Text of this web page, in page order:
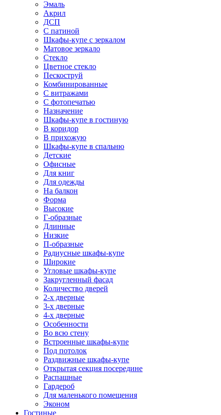
Эмаль
Акрил
ДСП
С патиной
Шкафы-купе с зеркалом
Матовое зеркало
Стекло
Цветное стекло
Пескоструй
Комбинированные
С витражами
С фотопечатью
Назначение
Шкафы-купе в гостиную
В коридор
В прихожую
Шкафы-купе в спальню
Детские
Офисные
Для книг
Для одежды
На балкон
Форма
Высокие
Г-образные
Длинные
Низкие
П-образные
Радиусные шкафы-купе
Широкие
Угловые шкафы-купе
Закругленный фасад
Количество дверей
2-х дверные
3-х дверные
4-х дверные
Особенности
Во всю стену
Встроенные шкафы-купе
Под потолок
Раздвижные шкафы-купе
Открытая секция посередине
Распашные
Гардероб
Для маленького помещения
Эконом
Гостиные